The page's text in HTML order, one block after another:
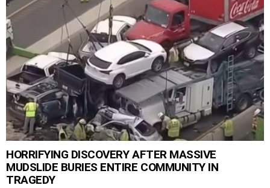
HORRIFYING DISCOVERY AFTER MASSIVE
MUDSLIDE BURIES ENTIRE COMMUNITY IN
TRAGEDY